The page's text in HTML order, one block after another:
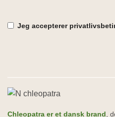
Jeg accepterer
Chleopatra er et dansk brand ,